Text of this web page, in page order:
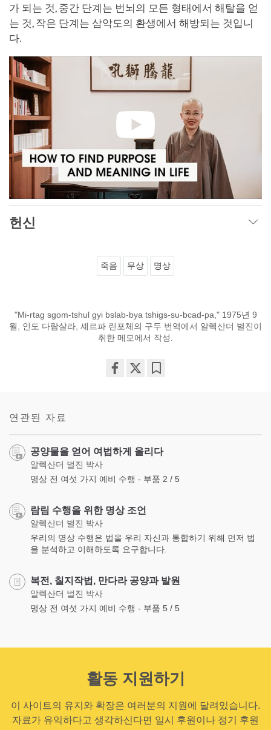
가 되는 것, 중간 단계는 번뇌의 모든 형태에서 해탈을 얻
는 것, 작은 단계는 삼악도의 환생에서 해방되는 것입니
다.
헌신
죽음 무상 명상
"Mi-rtag sgom-tshul gyi bslab-bya tshigs-su-bcad-pa," 1975년 9
월, 인도 다람살라, 셰르파 린포체의 구두 번역에서 알렉산더 벌진이
취한 메모에서 작성.
연관된 자료
공양물을 얻어 여법하게 올리다
알렉산더 벌진 박사
명상 전 여섯 가지 예비 수행 - 부품 2 / 5
람림 수행을 위한 명상 조언
알렉산더 벌진 박사
우리의 명상 수행은 법을 우리 자신과 통합하기 위해 먼저 법
을 분석하고 이해하도록 요구합니다.
복전, 칠지작법, 만다라 공양과 발원
알렉산더 벌진 박사
명상 전 여섯 가지 예비 수행 - 부품 5 / 5
활동 지원하기
이 사이트의 유지와 확장은 여러분의 지원에 달려있습니다.
자료가 유익하다고 생각하신다면 일시 후원이나 정기 후원